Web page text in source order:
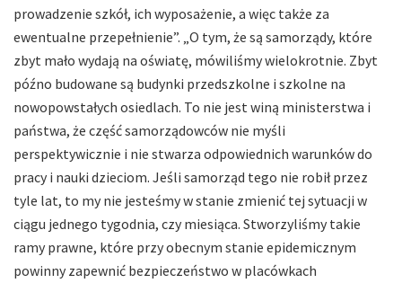
prowadzenie szkół, ich wyposażenie, a więc także za
ewentualne przepełnienie”. „O tym, że są samorządy, które
zbyt mało wydają na oświatę, mówiliśmy wielokrotnie. Zbyt
późno budowane są budynki przedszkolne i szkolne na
nowopowstałych osiedlach. To nie jest winą ministerstwa i
państwa, że część samorządowców nie myśli
perspektywicznie i nie stwarza odpowiednich warunków do
pracy i nauki dzieciom. Jeśli samorząd tego nie robił przez
tyle lat, to my nie jesteśmy w stanie zmienić tej sytuacji w
ciągu jednego tygodnia, czy miesiąca. Stworzyliśmy takie
ramy prawne, które przy obecnym stanie epidemicznym
powinny zapewnić bezpieczeństwo w placówkach